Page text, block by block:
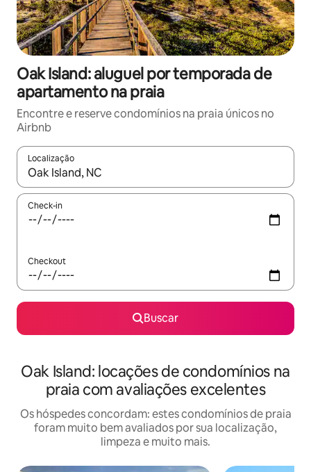
Oak Island: aluguel por temporada de
apartamento na praia
Encontre e reserve condomínios na praia únicos no
Airbnb
Localização
Quando os resultados estiverem disponíveis, explore-os
Check-in
Checkout
Buscar
Oak Island: locações de condomínios na
praia com avaliações excelentes
Os hóspedes concordam: estes condomínios de praia
foram muito bem avaliados por sua localização,
limpeza e muito mais.